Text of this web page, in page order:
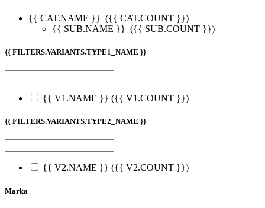
{{ CAT.NAME }} ({{ CAT.COUNT }})
{{ SUB.NAME }} ({{ SUB.COUNT }})
{{ FILTERS.VARIANTS.TYPE1_NAME }}
{{ V1.NAME }} ({{ V1.COUNT }})
{{ FILTERS.VARIANTS.TYPE2_NAME }}
{{ V2.NAME }} ({{ V2.COUNT }})
Marka